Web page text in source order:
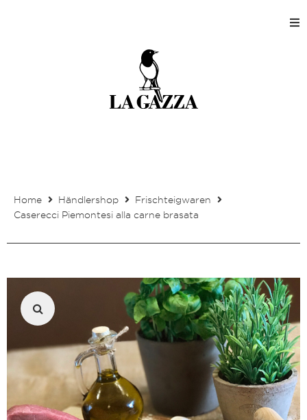
Home
Shops
Kontakt
Mein Kundenkonto
Home Händlershop
Frischteigwaren
Caserecci Piemontesi alla carne brasata